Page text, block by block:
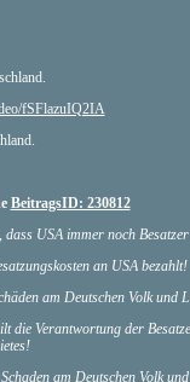
fSFlazuIQ2IA
BeitragsID: 230812
USA immer noch
an USA bezahlt!
am Deutschen Volk und
die Verantwortung der
am Deutschen Volk